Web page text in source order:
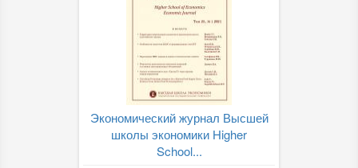
Экономический журнал Высшей
школы экономики Higher
School...